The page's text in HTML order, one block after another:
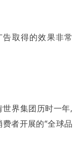
者开展的“全球品